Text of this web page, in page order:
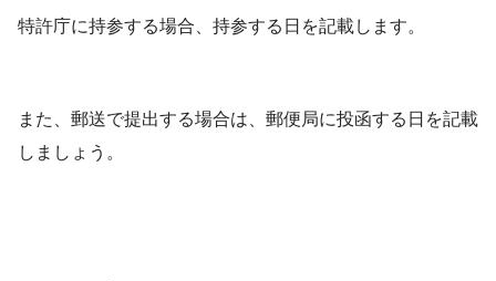
特許庁に持参する場合、持参する日を記載します。
また、郵送で提出する場合は、郵便局に投函する日を記載
しましょう。